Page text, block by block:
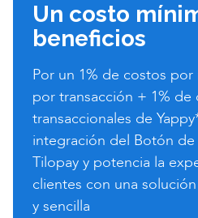
Un costo
beneficios
Por un 1% de costos
por transacción + 1% de
transaccionales de
integración del Botón de
Tilopay y potencia la
clientes con una
y sencilla